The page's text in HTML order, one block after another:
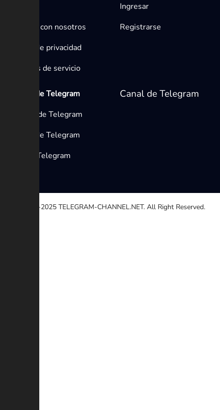
Contacta con nosotros
Política de privacidad
Términos de servicio
Ingresar
Registrarse
Medios de Telegram
Canales de Telegram
Grupos de Telegram
Bots de Telegram
Canal de Telegram
© 2020-2025 TELEGRAM-CHANNEL.NET. All Right Reserved.